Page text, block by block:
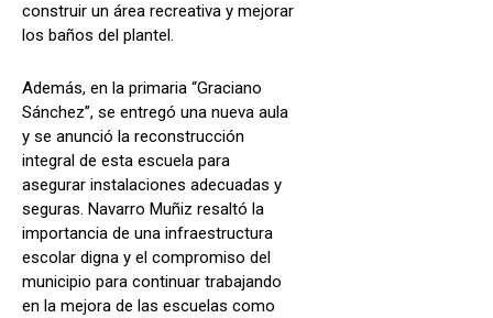
construir un área recreativa y mejorar
los baños del plantel.
Además, en la primaria “Graciano
Sánchez”, se entregó una nueva aula
y se anunció la reconstrucción
integral de esta escuela para
asegurar instalaciones adecuadas y
seguras. Navarro Muñiz resaltó la
importancia de una infraestructura
escolar digna y el compromiso del
municipio para continuar trabajando
en la mejora de las escuelas como